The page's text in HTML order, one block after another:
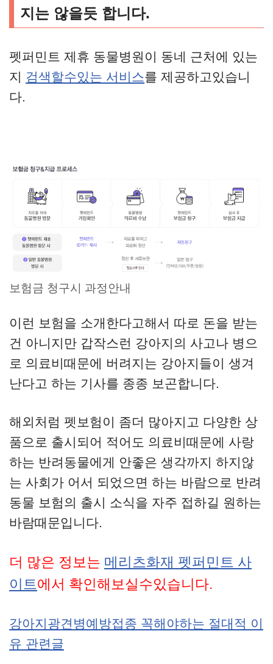
지는 않을듯 합니다.
펫퍼민트 제휴 동물병원이 동네 근처에 있는
지 검색할수있는 서비스를 제공하고있습니
다.
보험금 청구시 과정안내
이런 보험을 소개한다고해서 따로 돈을 받는
건 아니지만 갑작스런 강아지의 사고나 병으
로 의료비때문에 버려지는 강아지들이 생겨
난다고 하는 기사를 종종 보곤합니다.
해외처럼 펫보험이 좀더 많아지고 다양한 상
품으로 출시되어 적어도 의료비때문에 사랑
하는 반려동물에게 안좋은 생각까지 하지않
는 사회가 어서 되었으면 하는 바람으로 반려
동물 보험의 출시 소식을 자주 접하길 원하는
바람때문입니다.
더 많은 정보는 메리츠화재 펫퍼민트 사
이트에서 확인해보실수있습니다.
강아지광견병예방접종 꼭해야하는 절대적 이
유 관련글